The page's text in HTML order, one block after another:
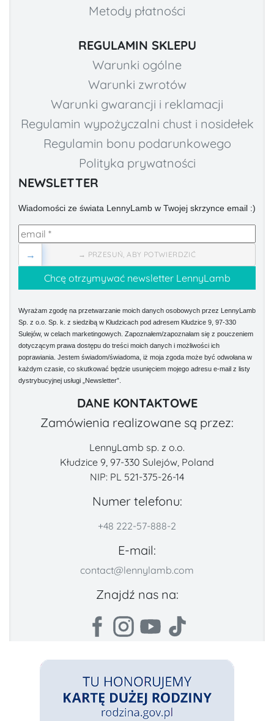
Metody płatności
REGULAMIN SKLEPU
Warunki ogólne
Warunki zwrotów
Warunki gwarancji i reklamacji
Regulamin wypożyczalni chust i nosidełek
Regulamin bonu podarunkowego
Polityka prywatności
NEWSLETTER
Wiadomości ze świata LennyLamb w Twojej skrzynce email :)
→ PRZESUŃ, ABY POTWIERDZIĆ
→
Wyrażam zgodę na przetwarzanie moich danych osobowych przez LennyLamb
Sp. z o.o. Sp. k. z siedzibą w Kłudzicach pod adresem Kłudzice 9, 97-330
Sulejów, w celach marketingowych. Zapoznałem/zapoznałam się z pouczeniem
dotyczącym prawa dostępu do treści moich danych i możliwości ich
poprawiania. Jestem świadom/świadoma, iż moja zgoda może być odwołana w
każdym czasie, co skutkować będzie usunięciem mojego adresu e-mail z listy
dystrybucyjnej usługi „Newsletter”.
DANE KONTAKTOWE
Zamówienia realizowane są przez:
LennyLamb sp. z o.o.
Kłudzice 9, 97-330 Sulejów, Poland
NIP: PL 521-375-26-14
Numer telefonu:
+48 222-57-888-2
E-mail:
contact@lennylamb.com
Znajdź nas na: